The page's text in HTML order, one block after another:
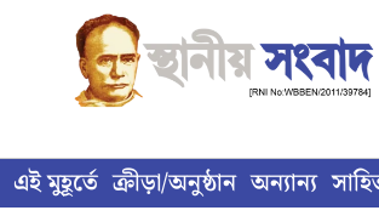
content
এই মুহূর্তে ক্রীড়া/অনুষ্ঠান অন্যান্য